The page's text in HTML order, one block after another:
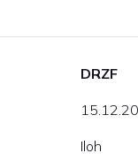
DRZF
Iloh